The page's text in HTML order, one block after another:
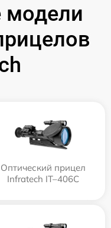
модели
Оптический прицел
Infratech IT–406С